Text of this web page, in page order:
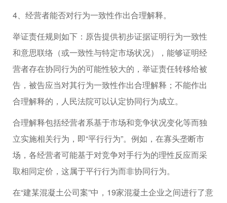
4、经营者能否对行为一致性作出合理解释。
举证责任规则如下：原告提供初步证据证明行为一致性
和意思联络（或一致性与特定市场状况），能够证明经
营者存在协同行为的可能性较大的，举证责任转移给被
告，被告应当对其行为一致性作出合理解释；不能作出
合理解释的，人民法院可以认定协同行为成立。
合理解释包括经营者系基于市场和竞争状况变化等而独
立实施相关行为，即“平行行为”。例如，在寡头垄断市
场，各经营者可能基于对竞争对手行为的理性反应而采
取相同定价，这属于平行行为而非协同行为。
在“建某混凝土公司案”中，19家混凝土企业之间进行了意